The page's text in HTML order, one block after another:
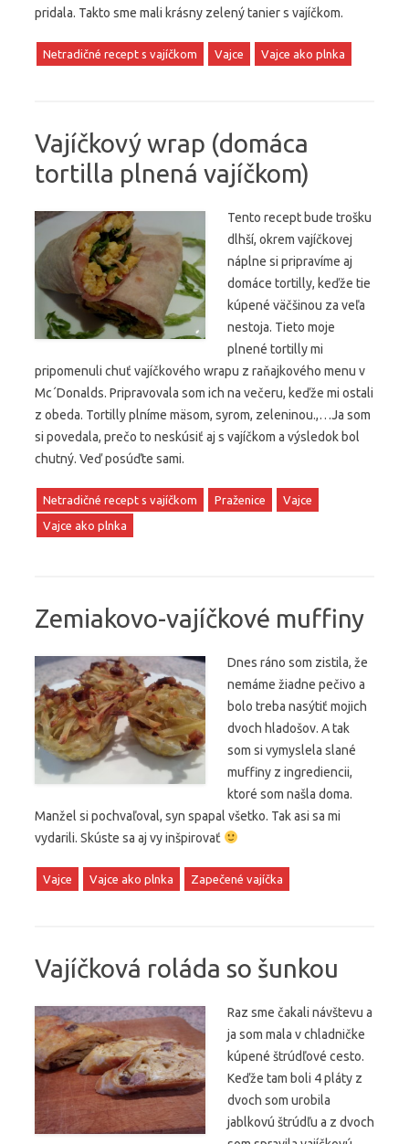
pridala. Takto sme mali krásny zelený tanier s vajíčkom.
Netradičné recept s vajíčkom Vajce Vajce ako plnka
Vajíčkový wrap (domáca
tortilla plnená vajíčkom)
Tento recept bude trošku
dlhší, okrem vajíčkovej
náplne si pripravíme aj
domáce tortilly, keďže tie
kúpené väčšinou za veľa
nestoja. Tieto moje
plnené tortilly mi
pripomenuli chuť vajíčkového wrapu z raňajkového menu v
Mc´Donalds. Pripravovala som ich na večeru, keďže mi ostali
z obeda. Tortilly plníme mäsom, syrom, zeleninou.,…Ja som
si povedala, prečo to neskúsiť aj s vajíčkom a výsledok bol
chutný. Veď posúďte sami.
Netradičné recept s vajíčkom Praženice
Vajce
Vajce ako plnka
Zemiakovo-vajíčkové muffiny
Dnes ráno som zistila, že
nemáme žiadne pečivo a
bolo treba nasýtiť mojich
dvoch hladošov. A tak
som si vymyslela slané
muffiny z ingrediencii,
ktoré som našla doma.
Manžel si pochvaľoval, syn spapal všetko. Tak asi sa mi
vydarili. Skúste sa aj vy inšpirovať
Vajce Vajce ako plnka Zapečené vajíčka
Vajíčková roláda so šunkou
Raz sme čakali návštevu a
ja som mala v chladničke
kúpené štrúdľové cesto.
Keďže tam boli 4 pláty z
dvoch som urobila
jablkovú štrúdľu a z dvoch